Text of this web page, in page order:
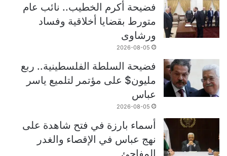
فضيحة أكرم الخطيب.. نائب عام
متورط بقضايا أخلاقية وفساد
ورشاوى
2026-08-05
فضيحة السلطة الفلسطينية.. ربع
مليون$ على مؤتمر لتلميع ياسر
عباس
2026-08-05
أسماء بارزة في فتح شاهدة على
نهج عباس في الإقصاء والغدر